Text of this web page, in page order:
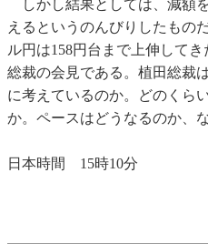
しかし結果としては、減額
えるというのんびりしたもの
ル円は158円台まで上伸して
総裁の会見である。植田総裁
に考えているのか。どのくら
か。ペースはどうなるのか、な
日本時間 15時10分